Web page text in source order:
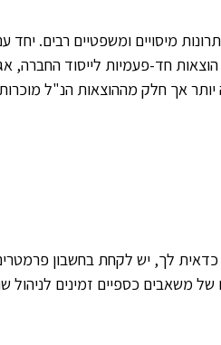
מיסויים ומשפטיים רבים. יחד
הוצאות חד-פעמיות לייסוד
יותר אך חלק מההוצאות הנ"ל
לך, יש לקחת בחשבון פרמטרים
משאבים כספיים זמינים לניהול